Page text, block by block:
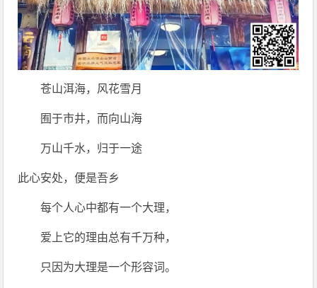
苍山洱海，风花雪月
囿于市井，而向山海
万山千水，归于一途
此心安处，便是吾乡
每个人心中都有一个大理，
爱上它的理由总有千万种，
只因为大理是一个形容词。